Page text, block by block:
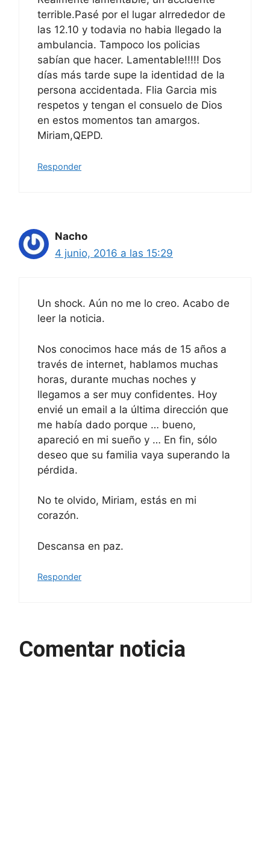
terrible.Pasé por el lugar alrrededor de
las 12.10 y todavia no habia llegado la
ambulancia. Tampoco los policias
sabían que hacer. Lamentable!!!!! Dos
días más tarde supe la identidad de la
persona accidentada. Flia Garcia mis
respetos y tengan el consuelo de Dios
en estos momentos tan amargos.
Miriam,QEPD.
Responder
Nacho
4 junio, 2016 a las 15:29
Un shock. Aún no me lo creo. Acabo de
leer la noticia.
Nos conocimos hace más de 15 años a
través de internet, hablamos muchas
horas, durante muchas noches y
llegamos a ser muy confidentes. Hoy
envié un email a la última dirección que
me había dado porque … bueno,
apareció en mi sueño y … En fin, sólo
deseo que su familia vaya superando la
pérdida.
No te olvido, Miriam, estás en mi
corazón.
Descansa en paz.
Responder
Comentar noticia